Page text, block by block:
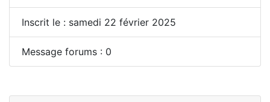
Inscrit le : samedi 22 février 2025
Message forums : 0